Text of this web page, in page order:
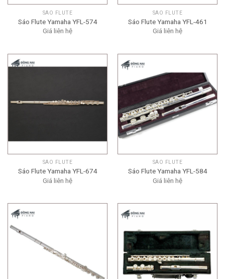
SÁO FLUTE
Sáo Flute Yamaha YFL-574
Giá liên hệ
SÁO FLUTE
Sáo Flute Yamaha YFL-461
Giá liên hệ
SÁO FLUTE
Sáo Flute Yamaha YFL-674
Giá liên hệ
SÁO FLUTE
Sáo Flute Yamaha YFL-584
Giá liên hệ